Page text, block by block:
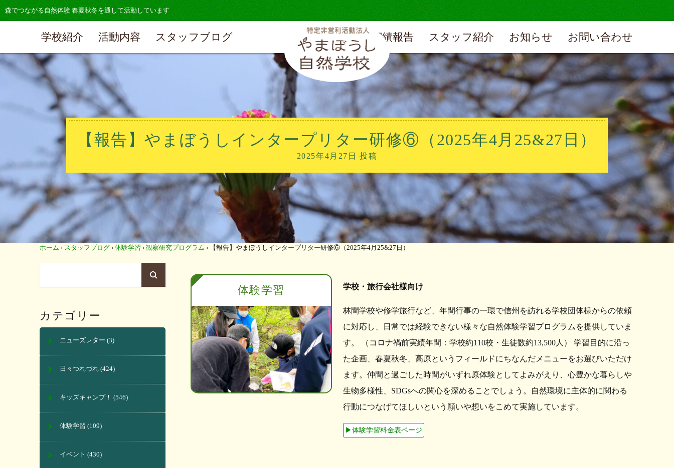
森でつながる自然体験 春夏秋冬を通して活動しています
学校紹介 活動内容 スタッフブログ 実績報告 スタッフ紹介 お知らせ お問い合わせ
【報告】やまぼうしインタープリター研修⑥（2025年4月25&27日）
2025年4月27日 投稿
ホーム › スタッフブログ › 体験学習 › 観察研究プログラム › 【報告】やまぼうしインタープリター研修⑥（2025年4月25&27日）
体験学習 学校・旅行会社様向け
林間学校や修学旅行など、年間行事の一環で信州を訪れる学校団体様からの依頼
に対応し、日常では経験できない様々な自然体験学習プログラムを提供していま
す。 （コロナ禍前実績年間：学校約110校・生徒数約13,500人） 学習目的に沿っ
た企画、春夏秋冬、高原というフィールドにちなんだメニューをお選びいただけ
ます。仲間と過ごした時間がいずれ原体験としてよみがえり、心豊かな暮らしや
生物多様性、SDGsへの関心を深めることでしょう。自然環境に主体的に関わる
行動につなげてほしいという願いや想いをこめて実施しています。
▶︎体験学習料金表ページ
カテゴリー
ニューズレター (3)
日々つれづれ (424)
キッズキャンプ！ (546)
体験学習 (109)
イベント (430)